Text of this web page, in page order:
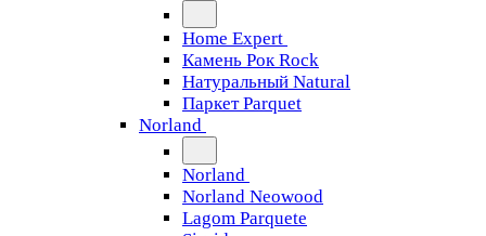
Home Expert
Камень Рок Rock
Натуральный Natural
Паркет Parquet
Norland
Norland
Norland Neowood
Lagom Parquete